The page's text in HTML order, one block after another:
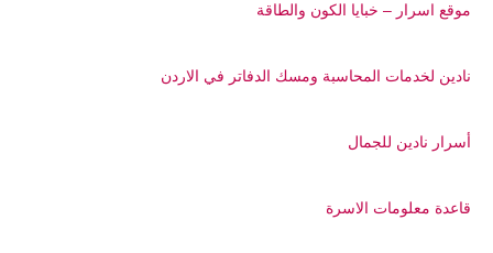
موقع اسرار – خبايا الكون والطاقة
نادين لخدمات المحاسبة ومسك الدفاتر في الاردن
أسرار نادين للجمال
قاعدة معلومات الاسرة